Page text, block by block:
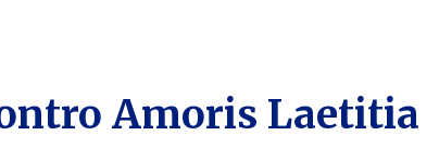
Amoris Laetitia